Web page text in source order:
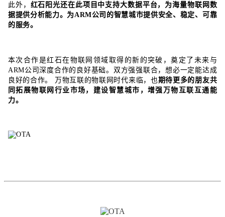
此外， 红石阳光还在此项目中支持大数据平台，为海量物联网数
据提供分析能力。为ARM公司的智慧城市提供安全、稳定、可靠
的服务。
本次合作是红石在物联网领域取得的新的突破，奠定了未来与
ARM公司深度合作的良好基础。双方强强联合，想必一定能达成
良好的合作。 万物互联的物联网时代来临，也期待更多的朋友共
同拓展物联网行业市场，建设智慧城市，增强万物互联互通能
力。